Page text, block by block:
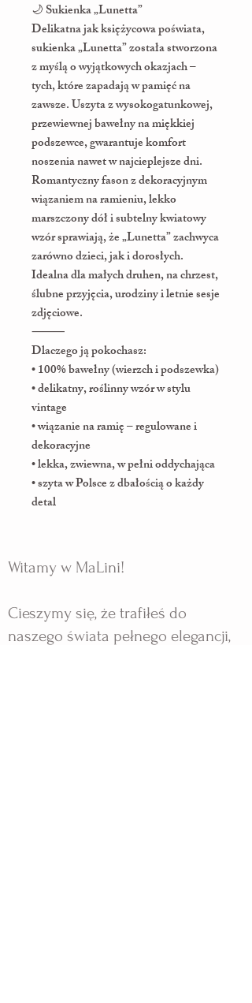
🌙 Sukienka „Lunetta”
Delikatna jak księżycowa poświata,
sukienka „Lunetta” została stworzona
z myślą o wyjątkowych okazjach –
tych, które zapadają w pamięć na
zawsze. Uszyta z wysokogatunkowej,
przewiewnej bawełny na miękkiej
podszewce, gwarantuje komfort
noszenia nawet w najcieplejsze dni.
Romantyczny fason z dekoracyjnym
wiązaniem na ramieniu, lekko
marszczony dół i subtelny kwiatowy
wzór sprawiają, że „Lunetta” zachwyca
zarówno dzieci, jak i dorosłych.
Idealna dla małych druhen, na chrzest,
ślubne przyjęcia, urodziny i letnie sesje
zdjęciowe.
⸻
Dlaczego ją pokochasz:
• 100% bawełny (wierzch i podszewka)
• delikatny, roślinny wzór w stylu
vintage
• wiązanie na ramię – regulowane i
dekoracyjne
• lekka, zwiewna, w pełni oddychająca
• szyta w Polsce z dbałością o każdy
detal
Witamy w MaLini!
Cieszymy się, że trafiłeś do
naszego świata pełnego elegancji,